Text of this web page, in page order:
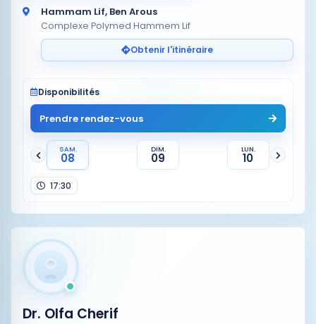
Hammam Lif, Ben Arous
Complexe Polymed Hammem Lif
Obtenir l'itinéraire
Disponibilités
Prendre rendez-vous
SAM.
08
DIM.
09
LUN.
10
17:30
Dr. Olfa Cherif